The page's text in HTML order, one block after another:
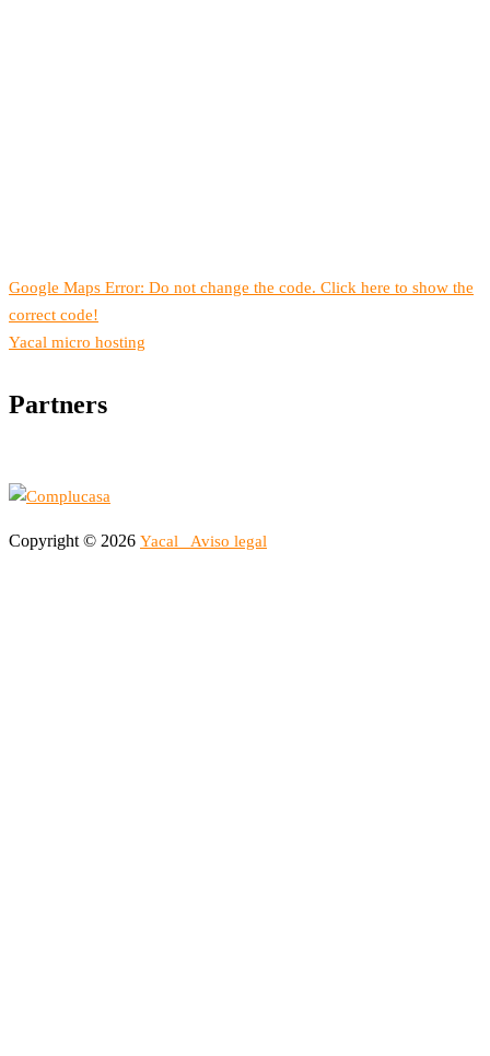
Google Maps Error: Do not change the code. Click here to show the
correct code!
Yacal micro hosting
Partners
Copyright © 2026 Yacal Aviso legal